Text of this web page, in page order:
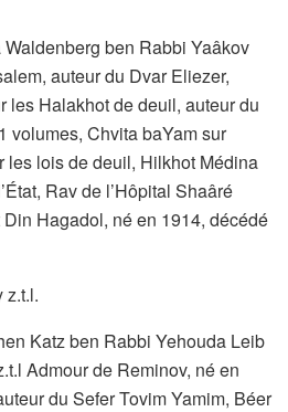
ben Rabbi Yaâkov
auteur du Dvar Eliezer,
les Halakhot de deuil, auteur du
volumes, Chvita baYam sur
les lois de deuil, Hilkhot Médina
Rav de l’Hôpital Shaâré
Hagadol, né en 1914, décédé
z.t.l.
Katz ben Rabbi Yehouda Leib
Admour de Reminov, né en
du Sefer Tovim Yamim, Béer